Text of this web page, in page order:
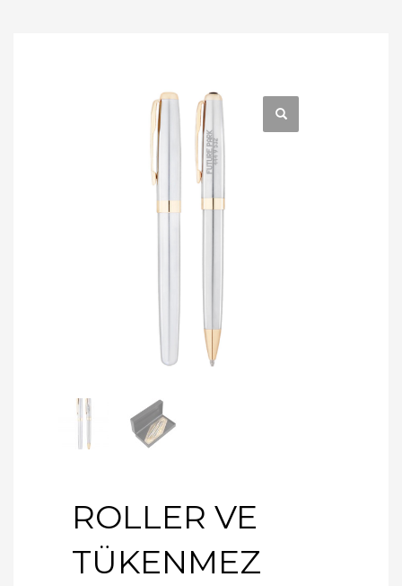
ROLLER VE
TÜKENMEZ